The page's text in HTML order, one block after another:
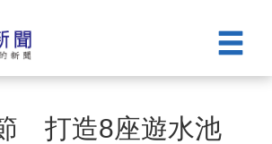
打造8座遊水池